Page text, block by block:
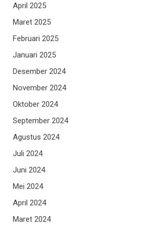
April 2025
Maret 2025
Februari 2025
Januari 2025
Desember 2024
November 2024
Oktober 2024
September 2024
Agustus 2024
Juli 2024
Juni 2024
Mei 2024
April 2024
Maret 2024